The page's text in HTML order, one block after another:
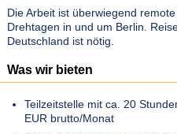
Die Arbeit ist überwiegend
Drehtagen in und um Berlin.
Deutschland ist nötig.
Was wir bieten
Teilzeitstelle mit ca. 20
EUR brutto/Monat